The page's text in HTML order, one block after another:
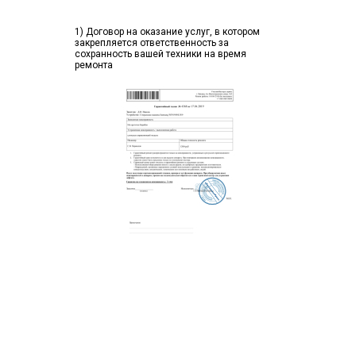
1) Договор на оказание услуг, в котором
закрепляется ответственность за
сохранность вашей техники на время
ремонта